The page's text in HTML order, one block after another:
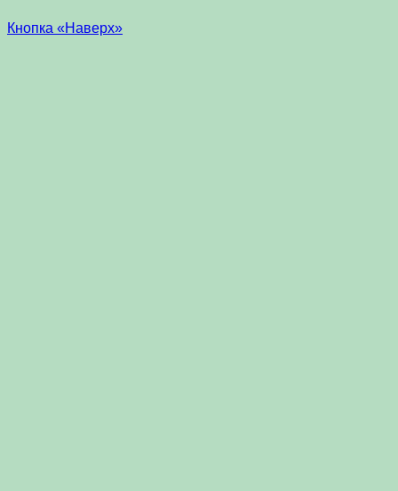
Кнопка «Наверх»